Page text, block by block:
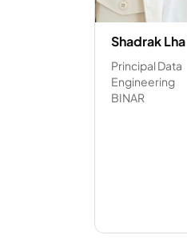
Shadrak
Principal Data
Engineering
BINAR